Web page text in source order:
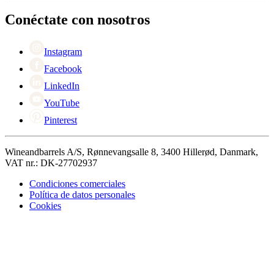
Black Friday
Singles Day
Conéctate con nosotros
Instagram
Facebook
LinkedIn
YouTube
Pinterest
Wineandbarrels A/S, Rønnevangsalle 8, 3400 Hillerød, Danmark,
VAT nr.: DK-27702937
Condiciones comerciales
Política de datos personales
Cookies